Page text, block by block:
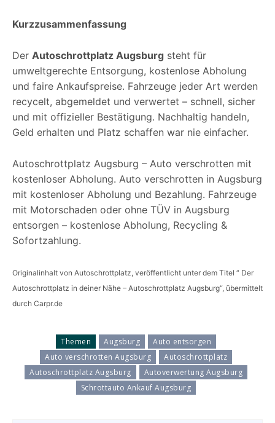
Kurzzusammenfassung
Der Autoschrottplatz Augsburg steht für
umweltgerechte Entsorgung, kostenlose Abholung
und faire Ankaufspreise. Fahrzeuge jeder Art werden
recycelt, abgemeldet und verwertet – schnell, sicher
und mit offizieller Bestätigung. Nachhaltig handeln,
Geld erhalten und Platz schaffen war nie einfacher.
Autoschrottplatz Augsburg – Auto verschrotten mit
kostenloser Abholung. Auto verschrotten in Augsburg
mit kostenloser Abholung und Bezahlung. Fahrzeuge
mit Motorschaden oder ohne TÜV in Augsburg
entsorgen – kostenlose Abholung, Recycling &
Sofortzahlung.
Originalinhalt von Autoschrottplatz, veröffentlicht unter dem Titel “ Der
Autoschrottplatz in deiner Nähe – Autoschrottplatz Augsburg“, übermittelt
durch Carpr.de
Themen Augsburg
Auto entsorgen
Auto verschrotten Augsburg
Autoschrottplatz
Autoschrottplatz Augsburg
Autoverwertung Augsburg
Schrottauto Ankauf Augsburg